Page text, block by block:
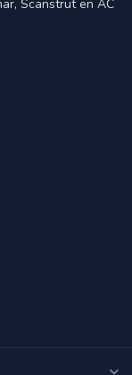
Scanstrut en AC